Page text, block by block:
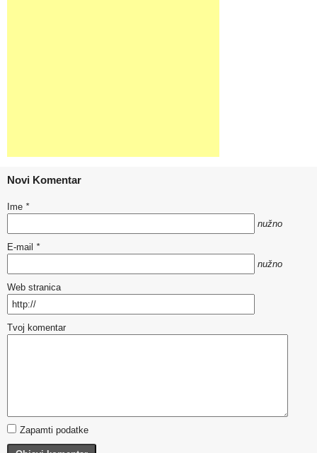
Novi Komentar
Ime *
nužno
E-mail *
nužno
Web stranica
Tvoj komentar
Zapamti podatke